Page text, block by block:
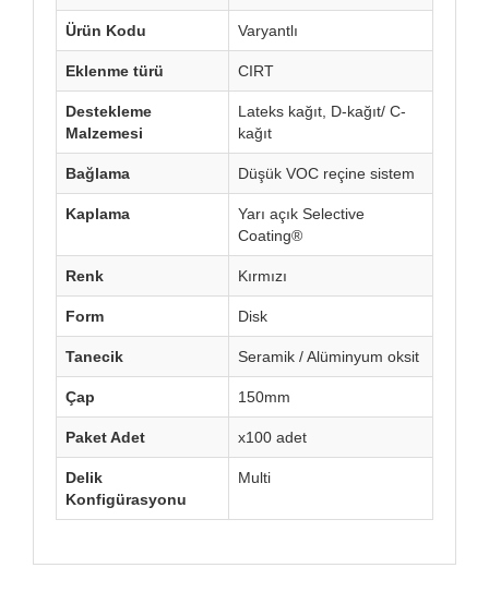
Ürün Kodu Varyantlı
Eklenme türü CIRT
Destekleme
Malzemesi
Lateks kağıt, D-kağıt/ C-
kağıt
Bağlama Düşük VOC reçine sistem
Kaplama
Yarı açık Selective
Coating®
Renk Kırmızı
Form Disk
Tanecik Seramik / Alüminyum oksit
Çap 150mm
Paket Adet x100 adet
Delik
Konfigürasyonu
Multi